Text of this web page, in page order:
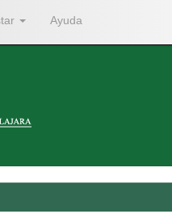
Ayuda